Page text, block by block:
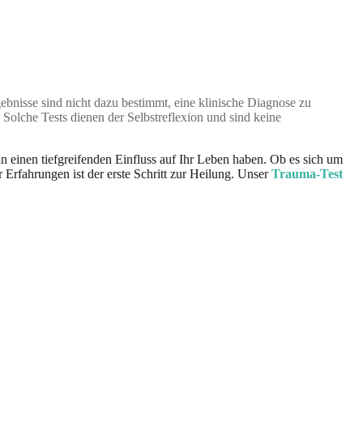
sind nicht dazu bestimmt, eine klinische Diagnose zu
Tests dienen der Selbstreflexion und sind keine
einen tiefgreifenden Einfluss auf Ihr Leben haben. Ob es sich um
ist der erste Schritt zur Heilung. UnserTrauma-Test